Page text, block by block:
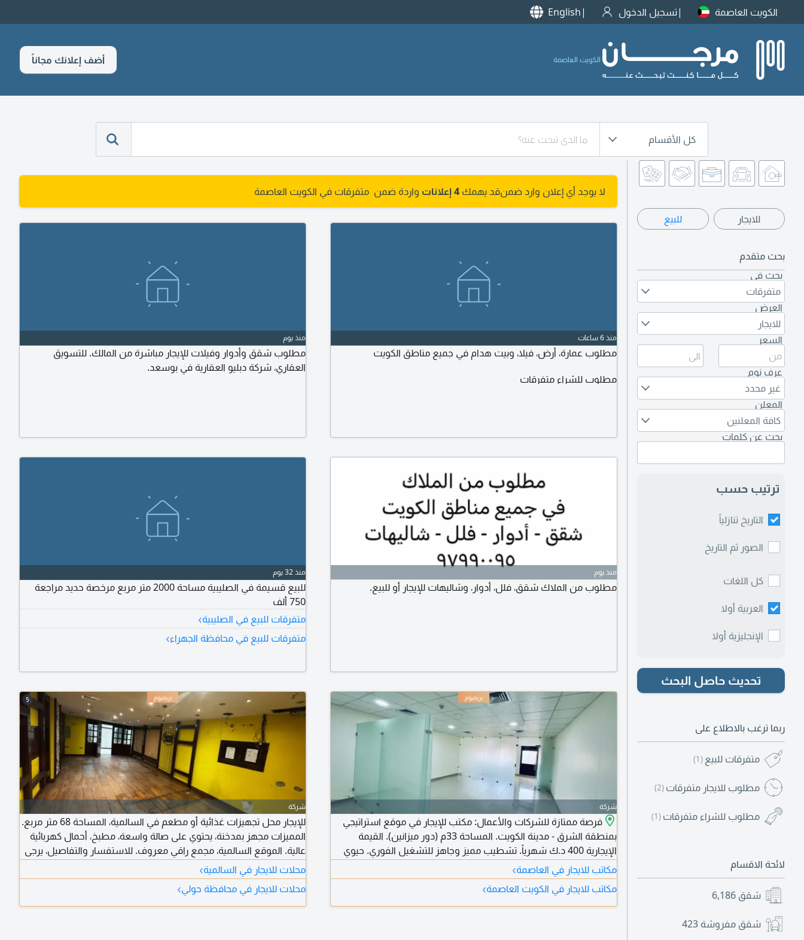
الكويت العاصمة تسجيل الدخول English
الكويت العاصمة أضف إعلانك مجاناً
كل الأقسام
للايجار للبيع
بحث متقدم
بحث في
متفرقات
العرض
للايجار
السعر
عرف نوم
غير محدد
المعلن
كافة المعلنين
بحث عن كلمات
ترتيب حسب
التاريخ تنازلياً
الصور ثم التاريخ
كل اللغات
العربية أولا
الإنجليزية أولا
تحديث حاصل البحث
ربما ترغب بالاطلاع على
متفرقات للبيع (1)
مطلوب للايجار متفرقات (2)
مطلوب للشراء متفرقات (1)
لائحة الاقسام
شقق 6,186
شقق مفروشة 423
لا يوجد أي إعلان وارد ضمنقد يهمك 4 إعلانات واردة ضمن متفرقات في الكويت العاصمة
منذ 6 ساعات
مطلوب عمارة، أرض، فيلا، وبيت هدام في جميع مناطق الكويت
مطلوب للشراء متفرقات
منذ يوم
مطلوب شقق وأدوار وفيلات للإيجار مباشرة من المالك. للتسويق
العقاري، شركة دبليو العقارية في بوسعد.
منذ يوم
مطلوب من الملاك شقق، فلل، أدوار، وشاليهات للإيجار أو للبيع.
منذ 32 يوم
للبيع قسيمة في الصليبية مساحة 2000 متر مربع مرخصة حديد مراجعة
750 ألف
متفرقات للبيع في الصليبية›
متفرقات للبيع في محافظة الجهراء›
شركة
فرصة ممتازة للشركات والأعمال: مكتب للإيجار في موقع استراتيجي
بمنطقة الشرق - مدينة الكويت. المساحة 33م (دور ميزانين). القيمة
الإيجارية 400 د.ك شهرياً. تشطيب مميز وجاهز للتشغيل الفوري. حيوي
وسهل الوصول. للحجز والاستفسار، أدخل رقم الهاتف / الواتساب هنا.
مكاتب للايجار في العاصمة›
مكاتب للايجار في الكويت العاصمة›
5
شركة
للإيجار محل تجهيزات غذائية أو مطعم في السالمية، المساحة 68 متر مربع.
المميزات مجهز بمدخنة، يحتوي على صالة واسعة، مطبخ، أحمال كهربائية
عالية. الموقع السالمية، مجمع راقي معروف. للاستفسار والتفاصيل، يرجى
التواصل معنا
محلات للايجار في السالمية›
محلات للايجار في محافظة حولي›